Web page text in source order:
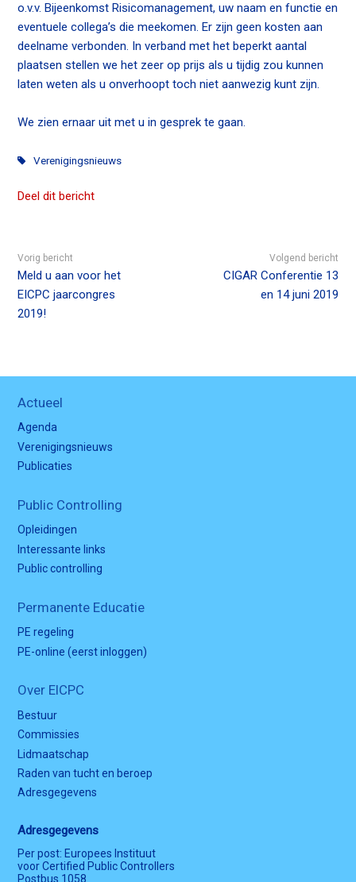
o.v.v. Bijeenkomst Risicomanagement, uw naam en functie en
eventuele collega’s die meekomen. Er zijn geen kosten aan
deelname verbonden. In verband met het beperkt aantal
plaatsen stellen we het zeer op prijs als u tijdig zou kunnen
laten weten als u onverhoopt toch niet aanwezig kunt zijn.
We zien ernaar uit met u in gesprek te gaan.
Verenigingsnieuws
Deel dit bericht
Vorig bericht
Meld u aan voor het
EICPC jaarcongres
2019!
Volgend bericht
CIGAR Conferentie 13
en 14 juni 2019
Actueel
Agenda
Verenigingsnieuws
Publicaties
Public Controlling
Opleidingen
Interessante links
Public controlling
Permanente Educatie
PE regeling
PE-online (eerst inloggen)
Over EICPC
Bestuur
Commissies
Lidmaatschap
Raden van tucht en beroep
Adresgegevens
Adresgegevens
Per post: Europees Instituut
voor Certified Public Controllers
Postbus 1058